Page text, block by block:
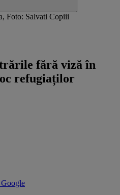
Foto: Salvati Copiii
fără viză în
refugiaților
Google